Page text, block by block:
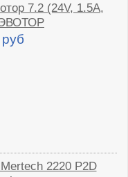
7.2 (24V, 1.5A,
2220 P2D